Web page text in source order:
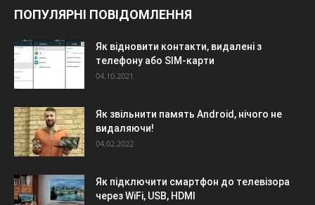
ПОПУЛЯРНІ ПОВІДОМЛЕННЯ
Як відновити контакти, видалені з
телефону або SIM-карти
04.10.2021
Як звільнити память Android, нічого не
видаляючи!
04.02.2022
Як підключити смартфон до телевізора
через WiFi, USB, HDMI